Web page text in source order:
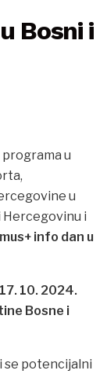
Bosni i
u
u
Hercegovinu i
info dan u
10. 2024.
Bosne i
se potencijalni